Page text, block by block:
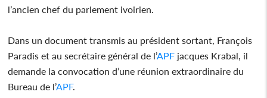
l’ancien chef du parlement ivoirien.
Dans un document transmis au président sortant, François
Paradis et au secrétaire général de l’APF jacques Krabal, il
demande la convocation d’une réunion extraordinaire du
Bureau de l’APF.